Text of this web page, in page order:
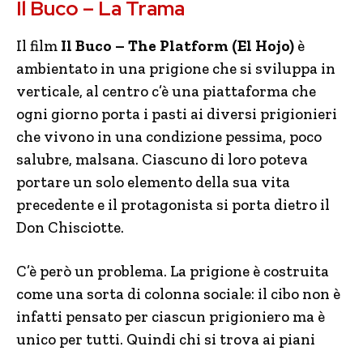
Il Buco – La Trama
Il film Il Buco – The Platform (El Hojo) è
ambientato in una prigione che si sviluppa in
verticale, al centro c’è una piattaforma che
ogni giorno porta i pasti ai diversi prigionieri
che vivono in una condizione pessima, poco
salubre, malsana. Ciascuno di loro poteva
portare un solo elemento della sua vita
precedente e il protagonista si porta dietro il
Don Chisciotte.
C’è però un problema. La prigione è costruita
come una sorta di colonna sociale: il cibo non è
infatti pensato per ciascun prigioniero ma è
unico per tutti. Quindi chi si trova ai piani